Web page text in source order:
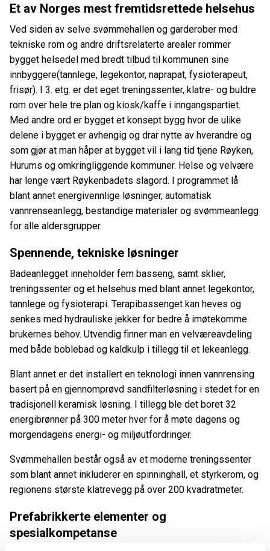
Et av Norges mest fremtidsrettede helsehus
Ved siden av selve svømmehallen og garderober med
tekniske rom og andre driftsrelaterte arealer rommer
bygget helsedel med bredt tilbud til kommunen sine
innbyggere(tannlege, legekontor, naprapat, fysioterapeut,
frisør). I 3. etg. er det eget treningssenter, klatre- og buldre
rom over hele tre plan og kiosk/kaffe i inngangspartiet.
Med andre ord er bygget et konsept bygg hvor de ulike
delene i bygget er avhengig og drar nytte av hverandre og
som gjør at man håper at bygget vil i lang tid tjene Røyken,
Hurums og omkringliggende kommuner. Helse og velvære
har lenge vært Røykenbadets slagord. I programmet lå
blant annet energivennlige løsninger, automatisk
vannrenseanlegg, bestandige materialer og svømmeanlegg
for alle aldersgrupper.
Spennende, tekniske løsninger
Badeanlegget inneholder fem basseng, samt sklier,
treningssenter og et helsehus med blant annet legekontor,
tannlege og fysioterapi. Terapibassenget kan heves og
senkes med hydrauliske jekker for bedre å imøtekomme
brukernes behov. Utvendig finner man en velværeavdeling
med både boblebad og kaldkulp i tillegg til et lekeanlegg.
Blant annet er det installert en teknologi innen vannrensing
basert på en gjennomprøvd sandfilterløsning i stedet for en
tradisjonell keramisk løsning. I tillegg ble det boret 32
energibrønner på 300 meter hver for å møte dagens og
morgendagens energi- og miljøutfordringer.
Svømmehallen består også av et moderne treningssenter
som blant annet inkluderer en spinninghall, et styrkerom, og
regionens største klatrevegg på over 200 kvadratmeter.
Prefabrikkerte elementer og
spesialkompetanse